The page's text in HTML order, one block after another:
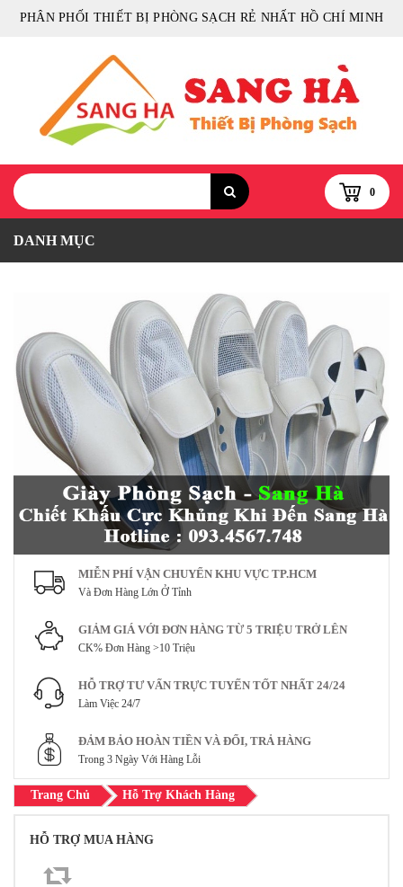
PHÂN PHỐI THIẾT BỊ PHÒNG SẠCH RẺ NHẤT HỒ CHÍ MINH
0
DANH MỤC
MIỄN PHÍ VẬN CHUYỂN KHU VỰC TP.HCM
Và Đơn Hàng Lớn Ở Tỉnh
GIẢM GIÁ VỚI ĐƠN HÀNG TỪ 5 TRIỆU TRỞ LÊN
CK% Đơn Hàng >10 Triệu
HỖ TRỢ TƯ VẤN TRỰC TUYẾN TỐT NHẤT 24/24
Làm Việc 24/7
ĐẢM BẢO HOÀN TIỀN VÀ ĐỔI, TRẢ HÀNG
Trong 3 Ngày Với Hàng Lỗi
Trang Chủ Hỗ Trợ Khách Hàng
HỖ TRỢ MUA HÀNG